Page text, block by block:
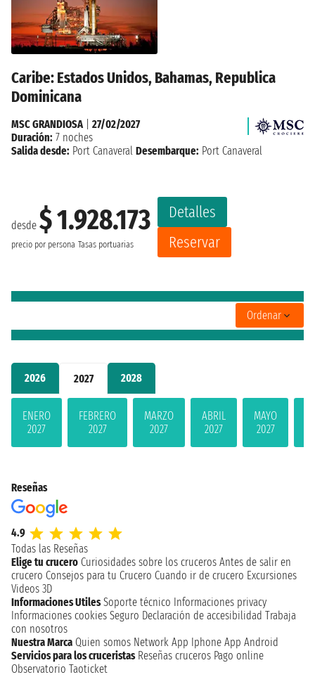
2026 2027 2028
ENERO
2027
FEBRERO
2027
MARZO
2027
ABRIL
2027
MAYO
2027
Caribe: Estados Unidos, Bahamas, Republica
Dominicana
desde $ 1.928.173
precio por persona Tasas portuarias
Detalles
Reservar
MSC GRANDIOSA
27/02/2027
Duración: 7 noches
Salida desde: Port Canaveral Desembarque: Port Canaveral
Ordenar
Reseñas
4.9
Todas las Reseñas
Elige tu crucero Curiosidades sobre los cruceros Antes de salir en
crucero Consejos para tu Crucero Cuando ir de crucero Excursiones
Videos 3D
Informaciones Utiles Soporte técnico Informaciones privacy
Informaciones cookies Seguro Declaración de accesibilidad Trabaja
con nosotros
Nuestra Marca Quien somos Network App Iphone App Android
Servicios para los cruceristas Reseñas cruceros Pago online
Observatorio Taoticket